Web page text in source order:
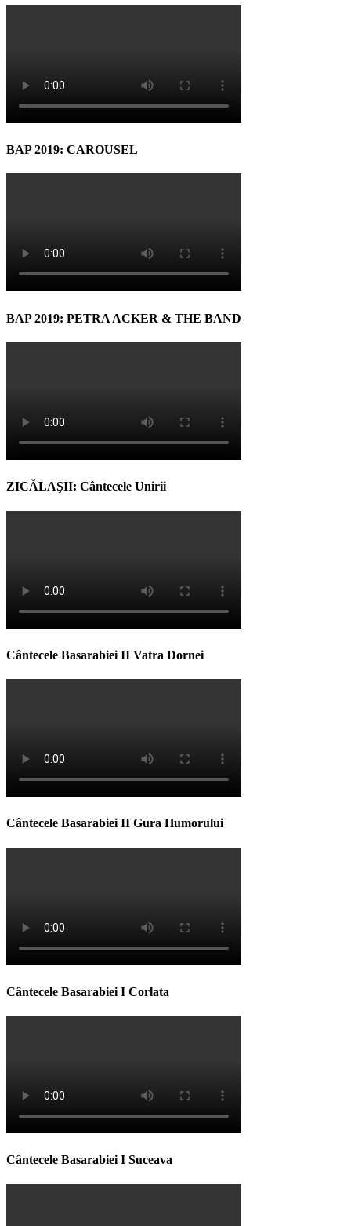
BAP 2019: CAROUSEL
BAP 2019: PETRA ACKER & THE BAND
ZICĂLAŞII: Cântecele Unirii
Cântecele Basarabiei II Vatra Dornei
Cântecele Basarabiei II Gura Humorului
Cântecele Basarabiei I Corlata
Cântecele Basarabiei I Suceava